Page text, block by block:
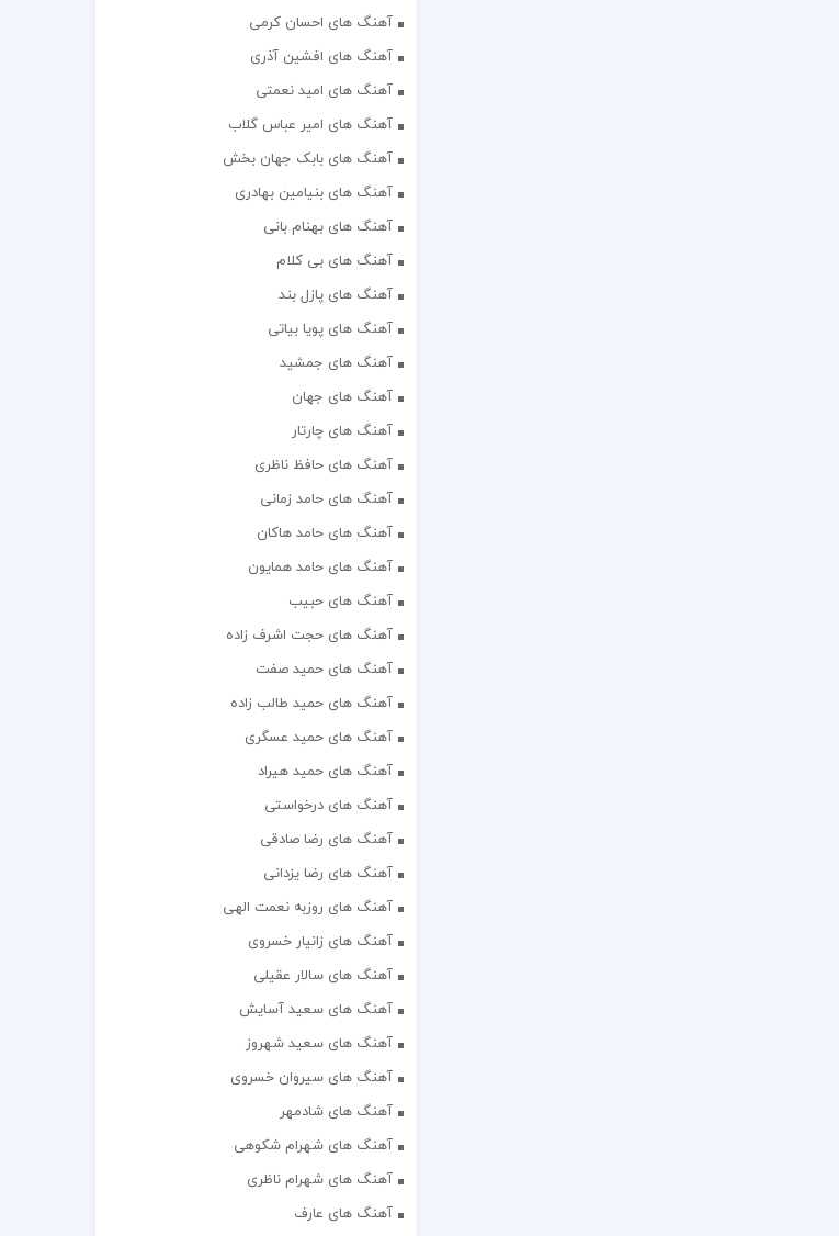
آهنگ های احسان کرمی
آهنگ های افشین آذری
آهنگ های امید نعمتی
آهنگ های امیر عباس گلاب
آهنگ های بابک جهان بخش
آهنگ های بنیامین بهادری
آهنگ های بهنام بانی
آهنگ های بی کلام
آهنگ های پازل بند
آهنگ های پویا بیاتی
آهنگ های جمشید
آهنگ های جهان
آهنگ های چارتار
آهنگ های حافظ ناظری
آهنگ های حامد زمانی
آهنگ های حامد هاکان
آهنگ های حامد همایون
آهنگ های حبیب
آهنگ های حجت اشرف زاده
آهنگ های حمید صفت
آهنگ های حمید طالب زاده
آهنگ های حمید عسگری
آهنگ های حمید هیراد
آهنگ های درخواستی
آهنگ های رضا صادقی
آهنگ های رضا یزدانی
آهنگ های روزبه نعمت الهی
آهنگ های زانیار خسروی
آهنگ های سالار عقیلی
آهنگ های سعید آسایش
آهنگ های سعید شهروز
آهنگ های سیروان خسروی
آهنگ های شادمهر
آهنگ های شهرام شکوهی
آهنگ های شهرام ناظری
آهنگ های عارف